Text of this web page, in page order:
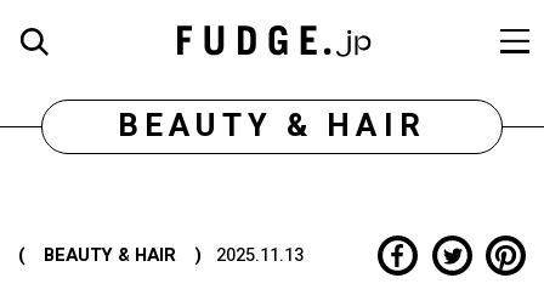
BEAUTY & HAIR
( BEAUTY & HAIR ) 2025.11.13